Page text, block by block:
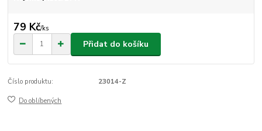
79 Kč/ks
Přidat do košíku
Číslo produktu: 23014-Z
Do oblíbených